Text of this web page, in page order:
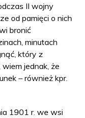
II wojny
od pamięci o nich
bronić
minutach
który z
jednak, że
– również kpr.
1901 r. we wsi